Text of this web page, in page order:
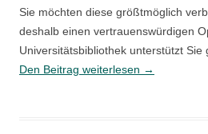
Sie möchten diese größtmöglich
deshalb einen vertrauenswürdigen
Universitätsbibliothek unterstützt Sie
Den Beitrag weiterlesen Predatory
→